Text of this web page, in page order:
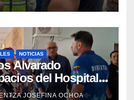
NOTICIAS
Alvarado
del Hospital
Dr. Martín Vegas
JOSEFINA OCHOA